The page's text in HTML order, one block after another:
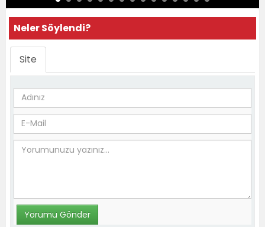
Neler Söylendi?
Site